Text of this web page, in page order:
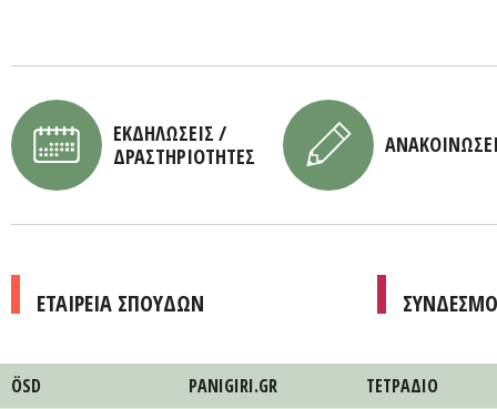
ΕΚΔΗΛΩΣΕΙΣ /
ΔΡΑΣΤΗΡΙΟΤΗΤΕΣ
ΕΤΑΙΡΕΙΑ ΣΠΟΥΔΩΝ
ÖSD PANIGIRI.GR ΤΕΤΡAΔΙΟ